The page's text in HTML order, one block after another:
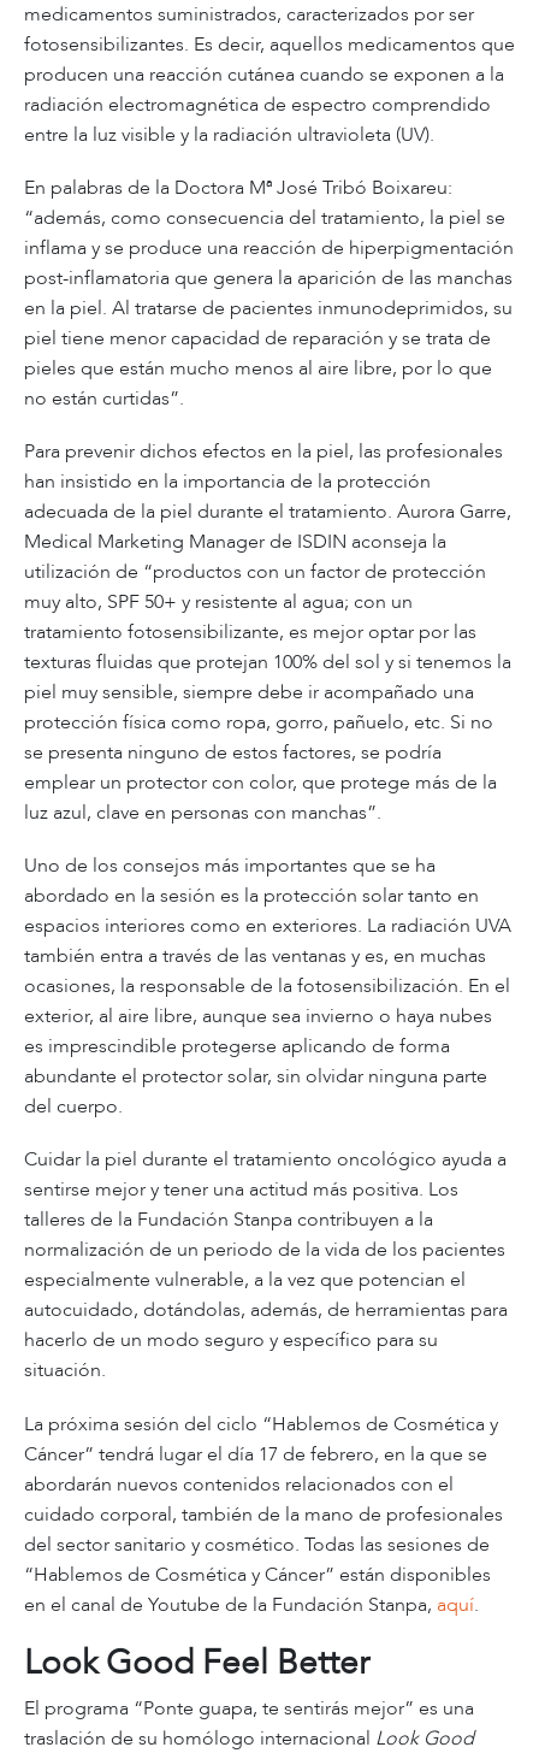
medicamentos suministrados, caracterizados por ser
fotosensibilizantes. Es decir, aquellos medicamentos que
producen una reacción cutánea cuando se exponen a la
radiación electromagnética de espectro comprendido
entre la luz visible y la radiación ultravioleta (UV).
En palabras de la Doctora Mª José Tribó Boixareu:
“además, como consecuencia del tratamiento, la piel se
inflama y se produce una reacción de hiperpigmentación
post-inflamatoria que genera la aparición de las manchas
en la piel. Al tratarse de pacientes inmunodeprimidos, su
piel tiene menor capacidad de reparación y se trata de
pieles que están mucho menos al aire libre, por lo que
no están curtidas”.
Para prevenir dichos efectos en la piel, las profesionales
han insistido en la importancia de la protección
adecuada de la piel durante el tratamiento. Aurora Garre,
Medical Marketing Manager de ISDIN aconseja la
utilización de “productos con un factor de protección
muy alto, SPF 50+ y resistente al agua; con un
tratamiento fotosensibilizante, es mejor optar por las
texturas fluidas que protejan 100% del sol y si tenemos la
piel muy sensible, siempre debe ir acompañado una
protección física como ropa, gorro, pañuelo, etc. Si no
se presenta ninguno de estos factores, se podría
emplear un protector con color, que protege más de la
luz azul, clave en personas con manchas”.
Uno de los consejos más importantes que se ha
abordado en la sesión es la protección solar tanto en
espacios interiores como en exteriores. La radiación UVA
también entra a través de las ventanas y es, en muchas
ocasiones, la responsable de la fotosensibilización. En el
exterior, al aire libre, aunque sea invierno o haya nubes
es imprescindible protegerse aplicando de forma
abundante el protector solar, sin olvidar ninguna parte
del cuerpo.
Cuidar la piel durante el tratamiento oncológico ayuda a
sentirse mejor y tener una actitud más positiva. Los
talleres de la Fundación Stanpa contribuyen a la
normalización de un periodo de la vida de los pacientes
especialmente vulnerable, a la vez que potencian el
autocuidado, dotándolas, además, de herramientas para
hacerlo de un modo seguro y específico para su
situación.
La próxima sesión del ciclo “Hablemos de Cosmética y
Cáncer” tendrá lugar el día 17 de febrero, en la que se
abordarán nuevos contenidos relacionados con el
cuidado corporal, también de la mano de profesionales
del sector sanitario y cosmético. Todas las sesiones de
“Hablemos de Cosmética y Cáncer” están disponibles
en el canal de Youtube de la Fundación Stanpa, aquí.
Look Good Feel Better
El programa “Ponte guapa, te sentirás mejor” es una
traslación de su homólogo internacional Look Good